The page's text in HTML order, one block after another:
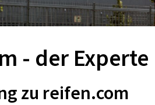
- der Experte
zu reifen.com